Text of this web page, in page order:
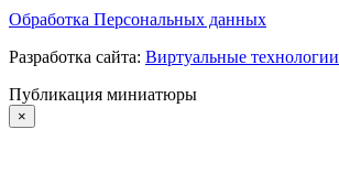
Обработка Персональных данных
Разработка сайта: Виртуальные технологии
Публикация миниатюры
×